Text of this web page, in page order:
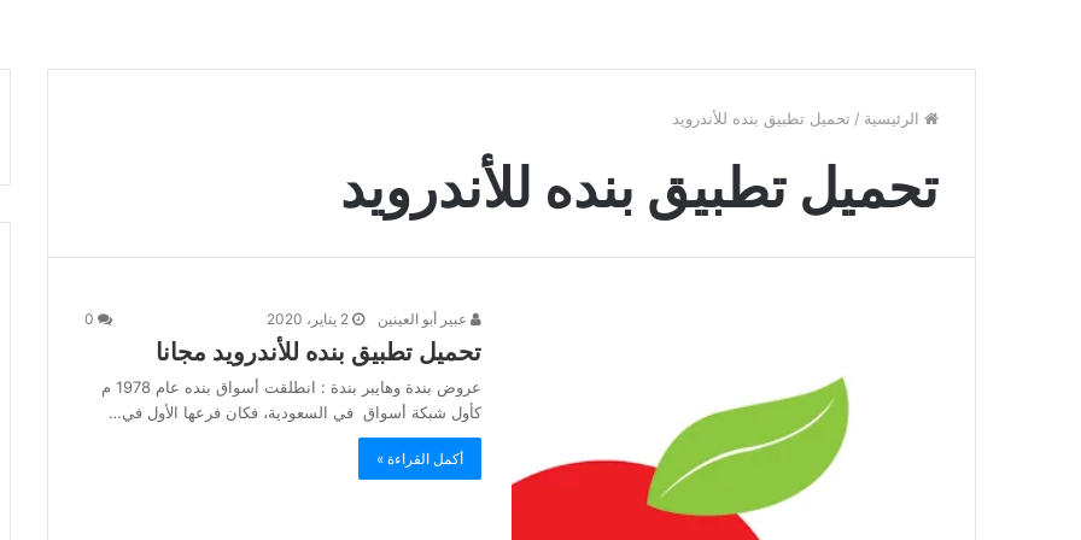
الرئيسية / تحميل تطبيق بنده للأندرويد
تحميل تطبيق بنده للأندرويد
عبير أبو العينين 2 يناير، 2020
تحميل تطبيق بنده للأندرويد مجانا
عروض بندة وهايبر بندة : انطلقت أسواق بنده عام 1978 م
كأول شبكة أسواق في السعودية، فكان فرعها الأول في…
أكمل القراءة »